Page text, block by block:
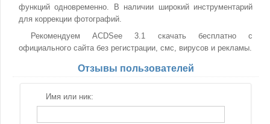
функций одновременно. В наличии широкий инструментарий
для коррекции фотографий.
Рекомендуем ACDSee 3.1 скачать бесплатно с
официального сайта без регистрации, смс, вирусов и рекламы.
Отзывы пользователей
Имя или ник: